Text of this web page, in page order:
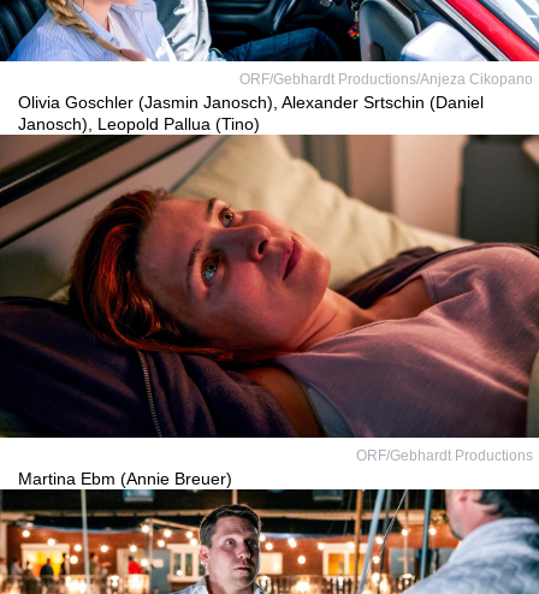
ORF/Gebhardt Productions/Anjeza Cikopano
Olivia Goschler (Jasmin Janosch), Alexander Srtschin (Daniel
Janosch), Leopold Pallua (Tino)
ORF/Gebhardt Productions
Martina Ebm (Annie Breuer)